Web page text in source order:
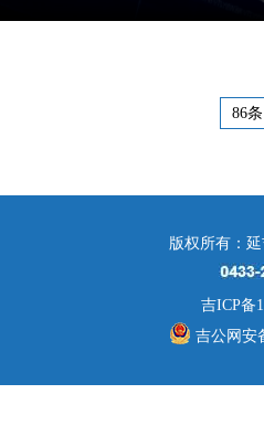
86条
版权所有：
吉ICP备
吉公网安